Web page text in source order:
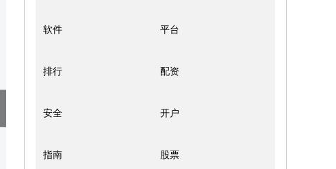
软件 平台
排行 配资
安全 开户
指南 股票